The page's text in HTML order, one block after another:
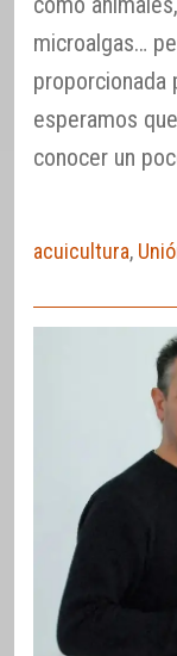
microalgas…
proporcionada
esperamos
conocer un
acuicultura,